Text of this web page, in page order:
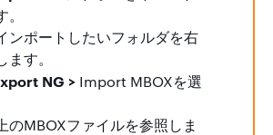
ンポートしたいフォルダを右
す。
NG > Import MBOXを選
のMBOXファイルを参照しま